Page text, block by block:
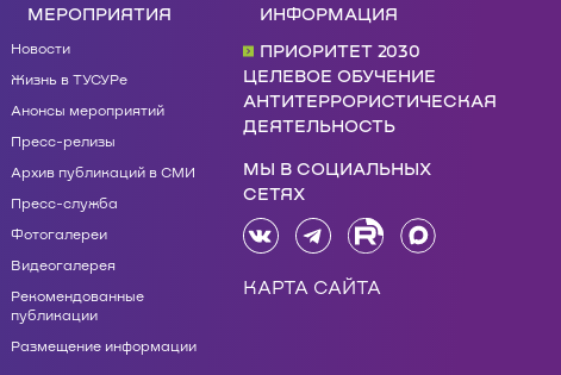
МЕРОПРИЯТИЯ
Новости
Жизнь в ТУСУРе
Анонсы мероприятий
Пресс-релизы
Архив публикаций в СМИ
Пресс-служба
Фотогалереи
Видеогалерея
Рекомендованные
публикации
Размещение информации
ИНФОРМАЦИЯ
ПРИОРИТЕТ 2030
ЦЕЛЕВОЕ ОБУЧЕНИЕ
АНТИТЕРРОРИСТИЧЕСКАЯ
ДЕЯТЕЛЬНОСТЬ
МЫ В СОЦИАЛЬНЫХ
СЕТЯХ
КАРТА САЙТА